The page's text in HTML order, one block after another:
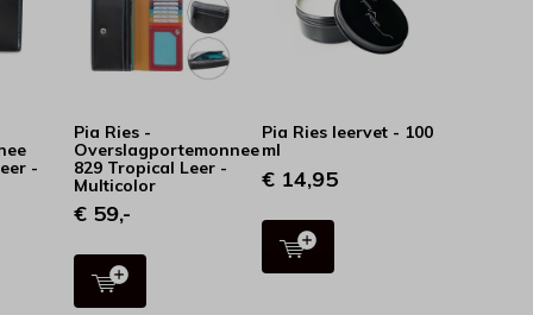
-
Pia Ries -
Overslagportemonnee
829 Tropical Leer -
Multicolor
€ 59,-
Pia Ries leervet - 100
ml
€ 14,95